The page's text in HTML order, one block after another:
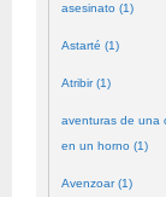
asesinato (1)
Astarté (1)
Atribir (1)
aventuras de una
en un horno (1)
Avenzoar (1)